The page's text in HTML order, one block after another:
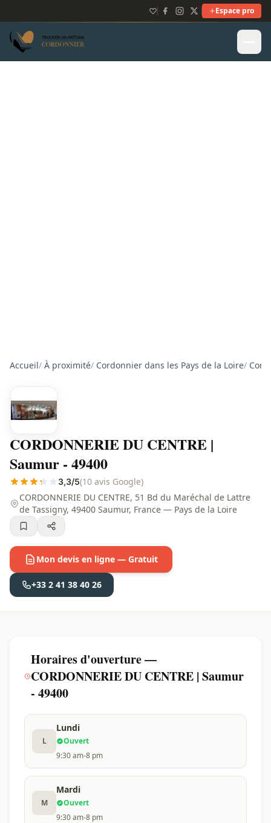
Espace pro
Accueil/ À proximité/ Cordonnier dans les Pays de la Loire/
CORDONNERIE DU CENTRE |
Saumur - 49400
3,3/5(10 avis Google)
CORDONNERIE DU CENTRE, 51 Bd du Maréchal de Lattre
de Tassigny, 49400 Saumur, France — Pays de la Loire
Mon devis en ligne — Gratuit
+33 2 41 38 40 26
Horaires d'ouverture —
CORDONNERIE DU CENTRE | Saumur
- 49400
L
Lundi
Ouvert
9:30 am-8 pm
M
Mardi
Ouvert
9:30 am-8 pm